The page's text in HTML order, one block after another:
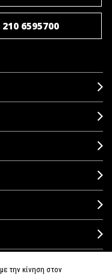
6595700
την κίνηση στον